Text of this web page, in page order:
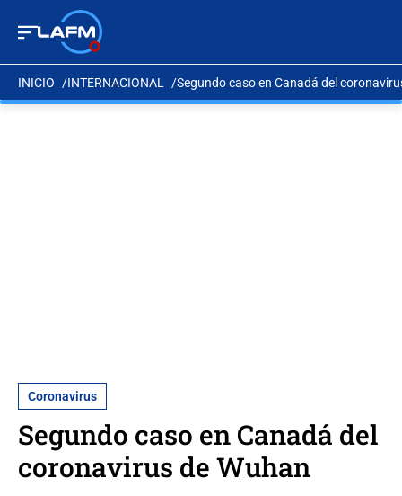
INICIO INTERNACIONAL Segundo caso en Canadá del
Coronavirus
Segundo caso en Canadá del
coronavirus de Wuhan